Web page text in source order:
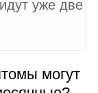
уже две
могут